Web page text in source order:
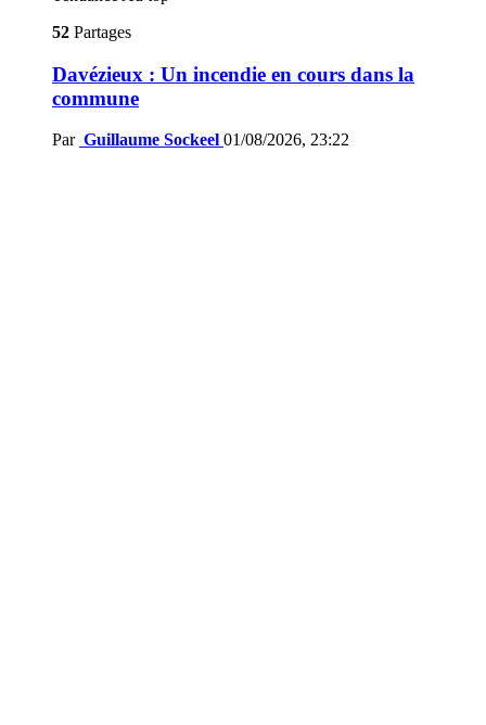
52 Partages
Davézieux : Un incendie en cours dans la
commune
Par Guillaume Sockeel 01/08/2026, 23:22